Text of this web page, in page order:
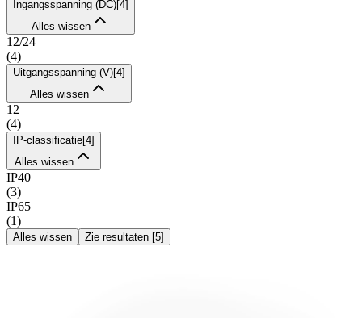
Ingangsspanning (DC)[4]
Alles wissen
12/24
(4)
Uitgangsspanning (V)[4]
Alles wissen
12
(4)
IP-classificatie[4]
Alles wissen
IP40
(3)
IP65
(1)
Alles wissen Zie resultaten [5]